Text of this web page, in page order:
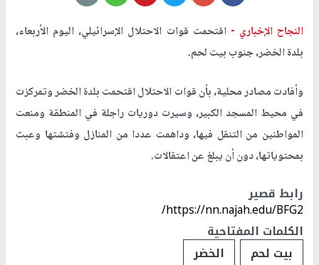
النجاح الإخباري -اقتحمت قوات الاحتلال الإسرائيلي، اليوم الأربعاء،
بلدة الخضر، جنوب بيت لحم.
وأفادت مصادر محلية، بأن قوات الاحتلال اقتحمت بلدة الخضر وتمركزت
في محيط المسجد الكبير، وسيرت دوريات راجلة في المنطقة ومنعت
المواطنين من التنقل فيها، وداهمت عددا من المنازل وفتشتها وعبث
بمحتوياتها، دون أن يبلغ عن اعتقالات.
رابط قصير
https://nn.najah.edu/BFG2/
الكلمات المفتاحية
بيت لحم
الخضر